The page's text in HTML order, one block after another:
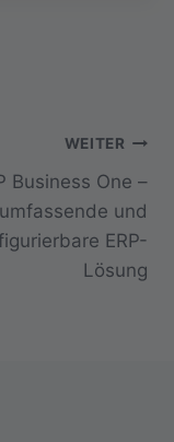
WEITER
Business One –
und
ERP-
Lösung